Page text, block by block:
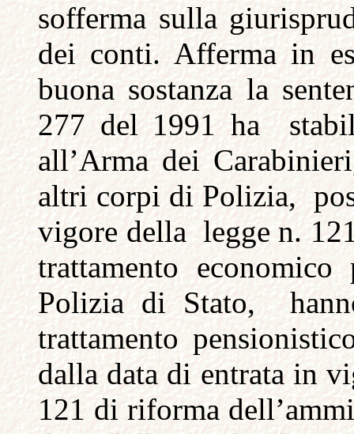
sofferma sulla
dei conti. Afferma in
buona sostanza la
277 del 1991 ha
all’Arma dei
altri corpi di Polizia,
vigore della legge n.
trattamento
Polizia di Stato,
trattamento
dalla data di entrata in
121 di riforma